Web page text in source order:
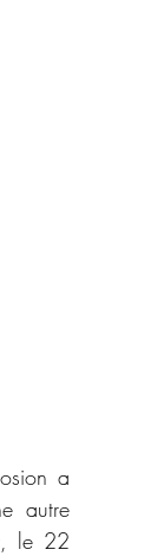
a
autre
le 22